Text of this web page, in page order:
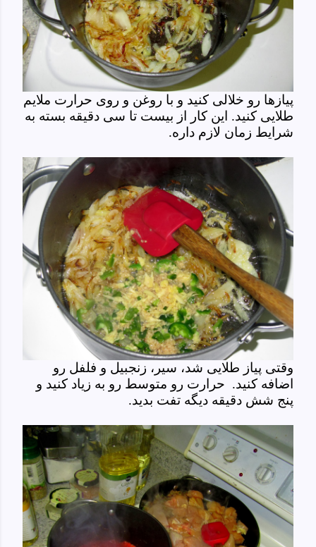
پیازها رو خلالی کنید و با روغن و روی حرارت ملایم
طلایی کنید. این کار از بیست تا سی دقیقه بسته به
شرایط زمان لازم داره.
وقتی پیاز طلایی شد، سیر، زنجبیل و فلفل رو
اضافه کنید. حرارت رو متوسط رو به زیاد کنید و
پنج شش دقیقه دیگه تفت بدید.